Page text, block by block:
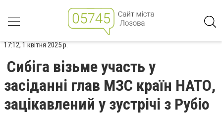
17:12, 1 квітня 2025 р.
Сибіга візьме участь у
засіданні глав МЗС країн НАТО,
зацікавлений у зустрічі з Рубіо